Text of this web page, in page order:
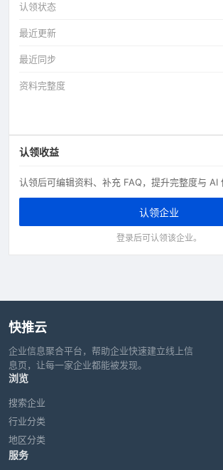
认领状态
最近更新
最近同步
资料完整度
认领收益
认领后可编辑资料、补充 FAQ，提升完整度与 AI
认领企业
登录后可认领该企业。
快推云
企业信息聚合平台，帮助企业快速建立线上信
息页，让每一家企业都能被发现。
浏览
搜索企业
行业分类
地区分类
服务